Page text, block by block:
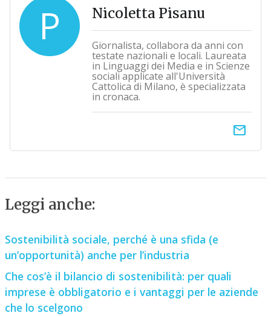
P Nicoletta Pisanu
Giornalista, collabora da anni con
testate nazionali e locali. Laureata
in Linguaggi dei Media e in Scienze
sociali applicate all'Università
Cattolica di Milano, è specializzata
in cronaca.
email
Leggi anche:
Sostenibilità sociale, perché è una sfida (e
un’opportunità) anche per l’industria
Che cos’è il bilancio di sostenibilità: per quali
imprese è obbligatorio e i vantaggi per le aziende
che lo scelgono